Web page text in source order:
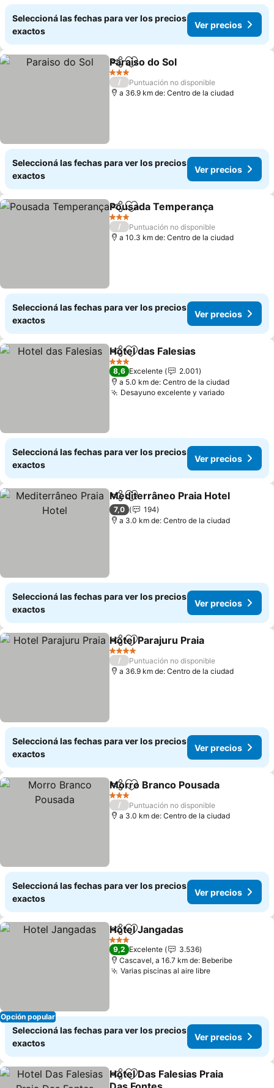
Seleccioná las fechas para ver los precios
exactos
Ver precios
CompartirAñadir a favoritos
Paraiso do Sol
3 Estrellas
/
Puntuación no disponible
a 36.9 km de: Centro de la ciudad
Seleccioná las fechas para ver los precios
exactos
Ver precios
CompartirAñadir a favoritos
Pousada Temperança
3 Estrellas
/
Puntuación no disponible
a 10.3 km de: Centro de la ciudad
Seleccioná las fechas para ver los precios
exactos
Ver precios
CompartirAñadir a favoritos
Hotel das Falesias
3 Estrellas
8,6 Excelente
2.001
a 5.0 km de: Centro de la ciudad
Desayuno excelente y variado
Seleccioná las fechas para ver los precios
exactos
Ver precios
CompartirAñadir a favoritos
Mediterrâneo Praia Hotel
7,0
194
a 3.0 km de: Centro de la ciudad
Seleccioná las fechas para ver los precios
exactos
Ver precios
CompartirAñadir a favoritos
Hotel Parajuru Praia
4 Estrellas
/
Puntuación no disponible
a 36.9 km de: Centro de la ciudad
Seleccioná las fechas para ver los precios
exactos
Ver precios
CompartirAñadir a favoritos
Morro Branco Pousada
3 Estrellas
/
Puntuación no disponible
a 3.0 km de: Centro de la ciudad
Seleccioná las fechas para ver los precios
exactos
Ver precios
Opción popular
CompartirAñadir a favoritos
Hotel Jangadas
3 Estrellas
9,2 Excelente
3.536
Cascavel, a 16.7 km de: Beberibe
Varias piscinas al aire libre
Seleccioná las fechas para ver los precios
exactos
Ver precios
CompartirAñadir a favoritos
Hotel Das Falesias Praia